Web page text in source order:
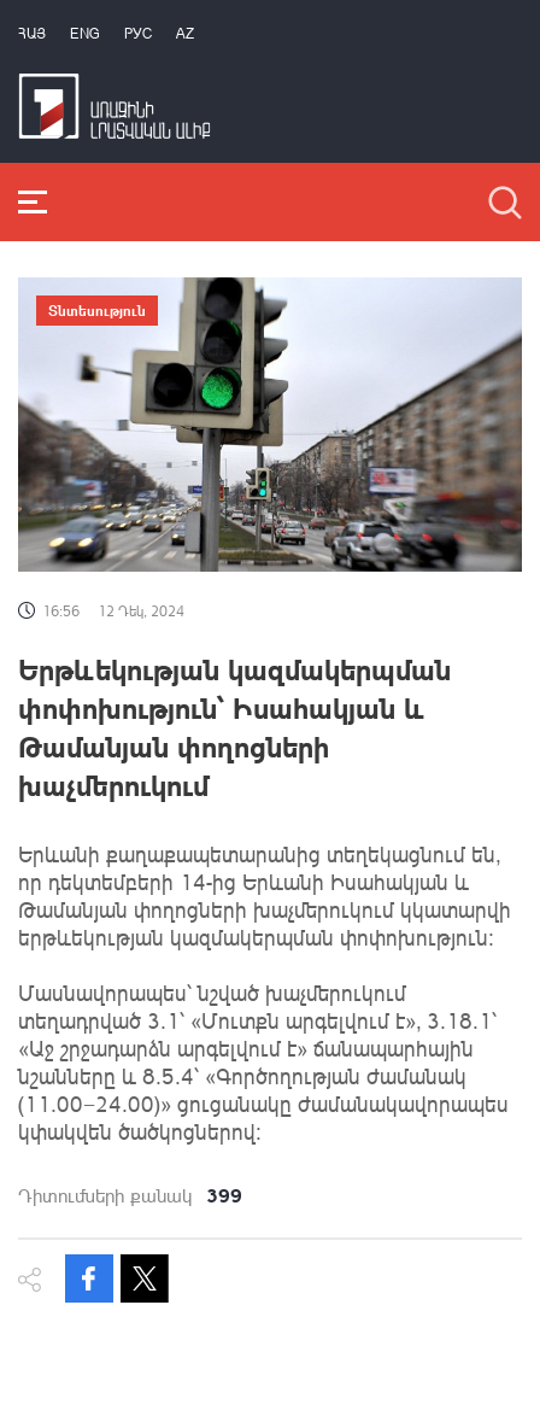
ՀԱՅ ENG РУС AZ
Տնտեսություն
16:56 12 Դեկ, 2024
Երթևեկության կազմակերպման
փոփոխություն՝ Իսահակյան և
Թամանյան փողոցների
խաչմերուկում
Երևանի քաղաքապետարանից տեղեկացնում են,
որ դեկտեմբերի 14-ից Երևանի Իսահակյան և
Թամանյան փողոցների խաչմերուկում կկատարվի
երթևեկության կազմակերպման փոփոխություն:
Մասնավորապես՝ նշված խաչմերուկում
տեղադրված 3.1՝ «Մուտքն արգելվում է», 3.18.1՝
«Աջ շրջադարձն արգելվում է» ճանապարհային
նշանները և 8.5.4՝ «Գործողության ժամանակ
(11.00−24.00)» ցուցանակը ժամանակավորապես
կփակվեն ծածկոցներով:
Դիտումների քանակ 399